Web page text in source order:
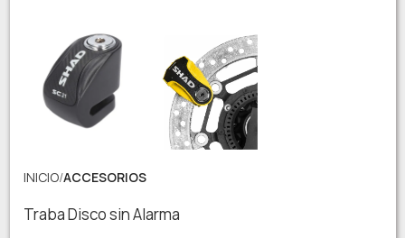
INICIO ACCESORIOS
Traba Disco sin Alarma